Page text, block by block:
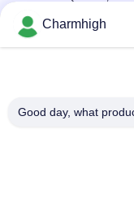
επανακυκλοφορίας
Συνολικό μήκος 3,5m
παραγωγής SMT
Γραμμή συνελεύσεων
Charmhigh
Good day, what